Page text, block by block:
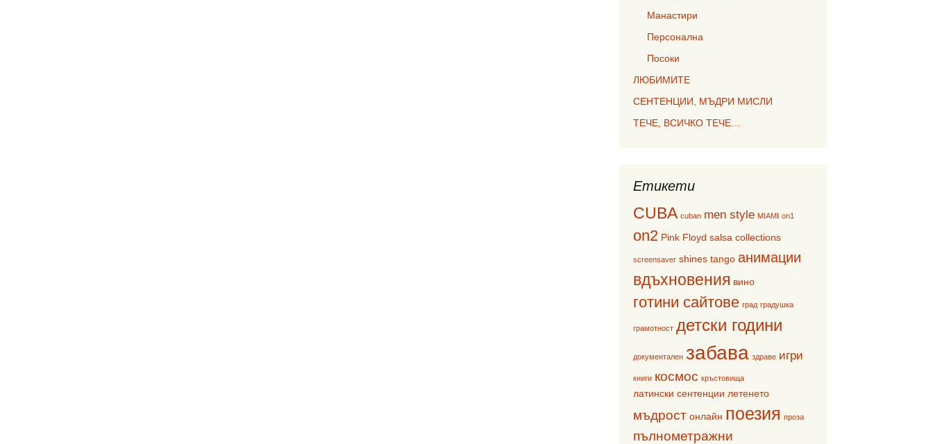
Манастири
Персонална
Посоки
ЛЮБИМИТЕ
СЕНТЕНЦИИ, МЪДРИ МИСЛИ
ТЕЧЕ, ВСИЧКО ТЕЧЕ…
Етикети
CUBA cuban men style MIAMI on1
on2 Pink Floyd salsa collections
screensaver shines tango анимации
вдъхновения вино
готини сайтове град градушка
грамотност детски години
документален забава здраве игри
книги космос кръстовища
латински сентенции летенето
мъдрост онлайн поезия проза
пълнометражни